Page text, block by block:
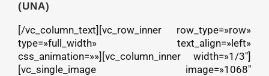
(UNA)
[/vc_column_text][vc_row_inner row_type=»row»
type=»full_width» text_align=»left»
css_animation=»»][vc_column_inner width=»1/3″]
[vc_single_image image=»1068″